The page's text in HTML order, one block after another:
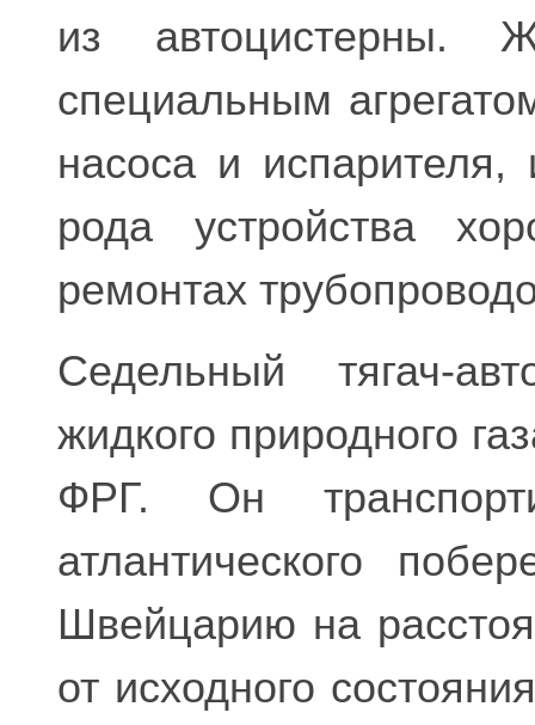
из автоцистерны.
специальным
насоса и испарителя,
рода устройства
ремонтах
Седельный тягач-
жидкого природного
ФРГ. Он
атлантического
Швейцарию на
от исходного